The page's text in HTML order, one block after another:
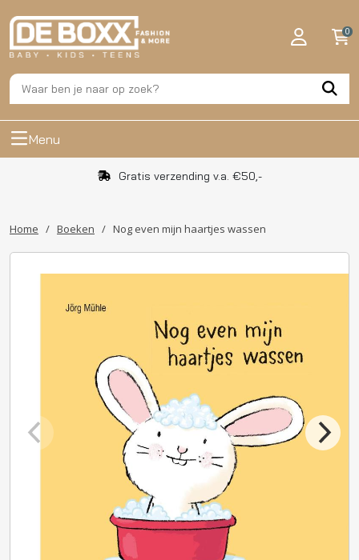
0
Menu
Gratis verzending v.a. €50,-
Home / Boeken / Nog even mijn haartjes wassen